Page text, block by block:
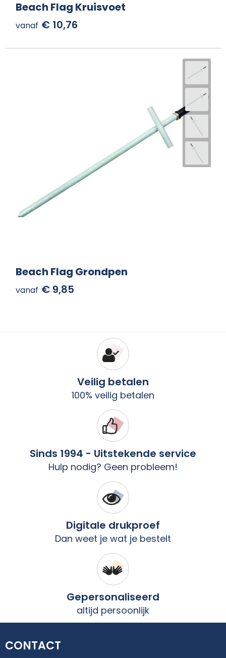
Beach Flag Kruisvoet
vanaf € 10,76
Beach Flag Grondpen
vanaf € 9,85
Veilig betalen
100% veilig betalen
Sinds 1994 - Uitstekende service
Hulp nodig? Geen probleem!
Digitale drukproef
Dan weet je wat je bestelt
Gepersonaliseerd
altijd persoonlijk
CONTACT